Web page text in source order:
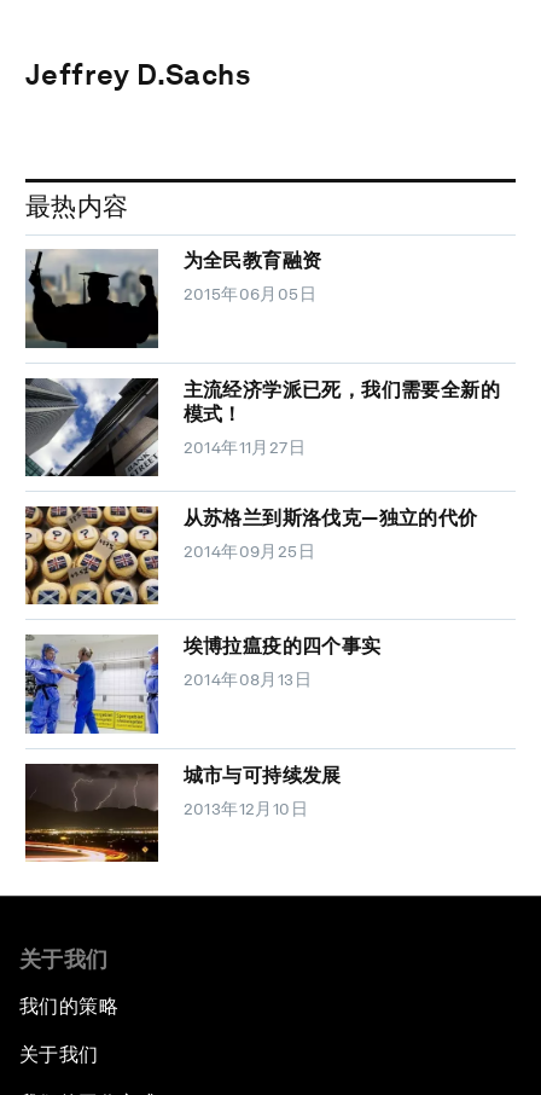
Jeffrey D.Sachs
最热内容
为全民教育融资
2015年06月05日
主流经济学派已死，我们需要全新的
模式！
2014年11月27日
从苏格兰到斯洛伐克—独立的代价
2014年09月25日
埃博拉瘟疫的四个事实
2014年08月13日
城市与可持续发展
2013年12月10日
关于我们
我们的策略
关于我们